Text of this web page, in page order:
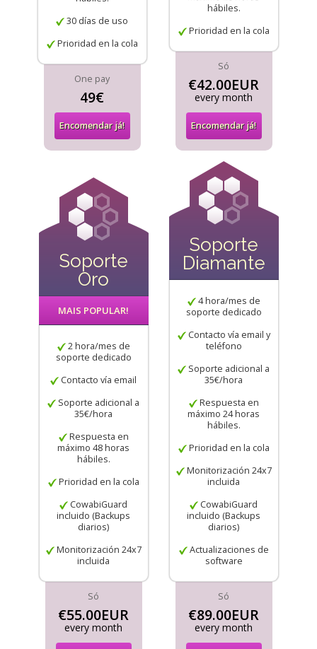
30 días de uso
Prioridad en la cola
One pay
49€
Encomendar já!
hábiles.
Prioridad en la cola
Só
€42.00EUR
every month
Encomendar já!
Soporte
Oro
MAIS POPULAR!
2 hora/mes de
soporte dedicado
Contacto vía email
Soporte adicional a
35€/hora
Respuesta en
máximo 48 horas
hábiles.
Prioridad en la cola
CowabiGuard
incluido (Backups
diarios)
Monitorización 24x7
incluida
Só
€55.00EUR
every month
Soporte
Diamante
4 hora/mes de
soporte dedicado
Contacto vía email y
teléfono
Soporte adicional a
35€/hora
Respuesta en
máximo 24 horas
hábiles.
Prioridad en la cola
Monitorización 24x7
incluida
CowabiGuard
incluido (Backups
diarios)
Actualizaciones de
software
Só
€89.00EUR
every month